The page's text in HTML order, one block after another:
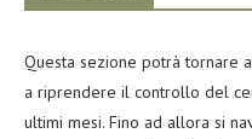
Questa sezione potrà tornare
a riprendere il controllo del
ultimi mesi. Fino ad allora si